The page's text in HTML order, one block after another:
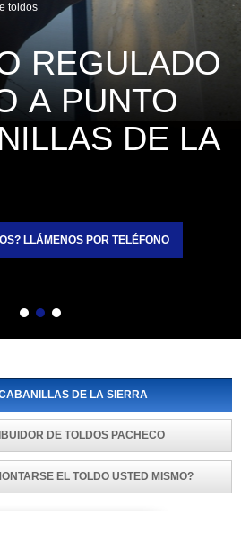
de toldos
REGULADO
A PUNTO
DE LA
LLÁMENOS POR TELÉFONO
DE LA SIERRA
DE TOLDOS PACHECO
QUE PUEDE MONTARSE EL TOLDO USTED MISMO?